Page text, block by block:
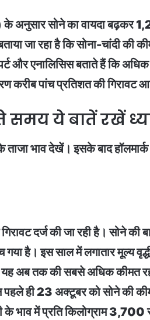
सोने का वायदा बढ़कर
जा रहा है कि सोना-चांदी की
एनालिसिस बताते हैं कि अधिक
करीब पांच प्रतिशत की गिरावट
समय ये बातें रखें
भाव देखें। इसके बाद हॉलमार्क
दर्ज की जा रही है। सोने
है। इस साल में लगातार मूल्य
अब तक की सबसे अधिक कीमत
पहले ही 23 अक्टूबर को सोने की
में प्रति किलोग्राम 3,700